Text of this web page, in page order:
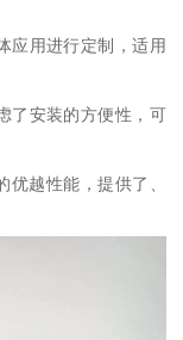
应用进行定制，适用
了安装的方便性，可
越性能，提供了、